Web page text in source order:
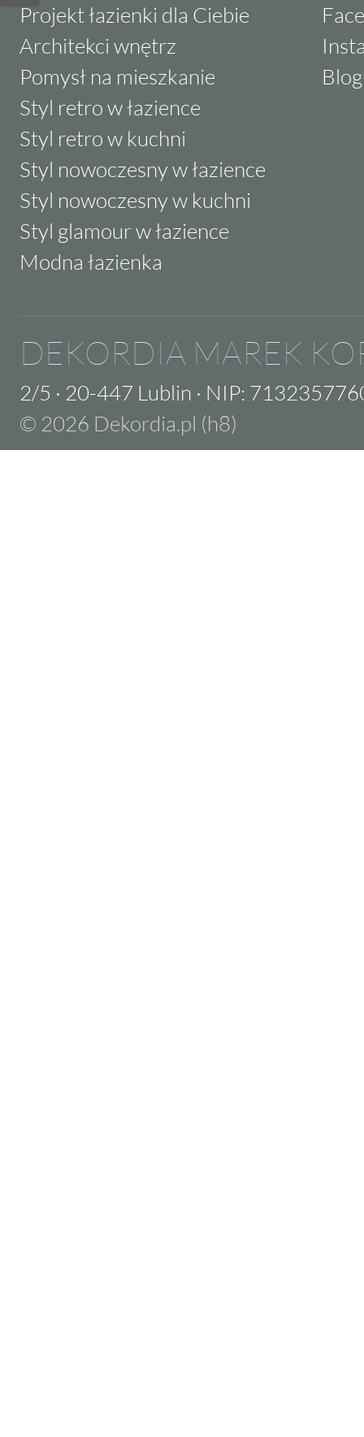
Projekt łazienki dla Ciebie
Architekci wnętrz
Pomysł na mieszkanie
Styl retro w łazience
Styl retro w kuchni
Styl nowoczesny w łazience
Styl nowoczesny w kuchni
Styl glamour w łazience
Modna łazienka
Blog
DEKORDIA MAREK
2/5 · 20-447 Lublin · NIP:
© 2026 Dekordia.pl (h8)